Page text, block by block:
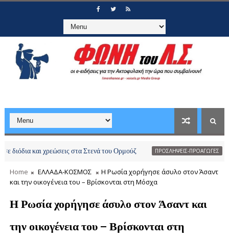
και χρεώσεις στα Στενά του Ορμούζ ΠΡΟΣΛΗΨΕΙΣ-ΠΡΟΑΓΩΓΕΣ
Home ΕΛΛΑΔΑ-ΚΟΣΜΟΣ
Η Ρωσία χορήγησε άσυλο στον Άσαντ
και την οικογένεια του – Βρίσκονται στη Μόσχα
Η Ρωσία χορήγησε άσυλο στον Άσαντ και
την οικογένεια του – Βρίσκονται στη